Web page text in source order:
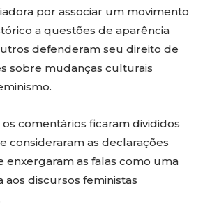
por associar um movimento
a questões de aparência
defenderam seu direito de
sobre mudanças culturais
os comentários ficaram divididos
consideraram as declarações
enxergaram as falas como uma
aos discursos feministas